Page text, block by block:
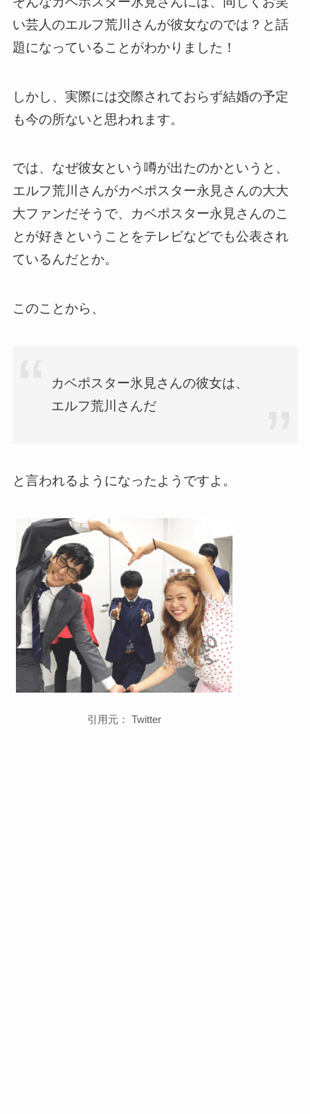
い芸人のエルフ荒川さんが彼女なのでは？と話
題になっていることがわかりました！
しかし、実際には交際されておらず結婚の予定
も今の所ないと思われます。
では、なぜ彼女という噂が出たのかというと、
エルフ荒川さんがカベポスター永見さんの大大
大ファンだそうで、カベポスター永見さんのこ
とが好きということをテレビなどでも公表され
ているんだとか。
このことから、
カベポスター氷見さんの彼女は、
エルフ荒川さんだ
と言われるようになったようですよ。
引用元： Twitter